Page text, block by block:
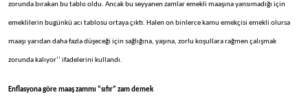
zorunda bırakan bu tablo oldu. Ancak bu seyyanen zamlar emekli maaşına yansımadığı için
emeklilerin bugünkü acı tablosu ortaya çıktı. Halen on binlerce kamu emekçisi emekli olursa
maaşı yarıdan daha fazla düşeceği için sağlığına, yaşına, zorlu koşullara rağmen çalışmak
zorunda kalıyor’’ ifadelerini kullandı.
Enflasyona göre maaş zammı “sıfır” zam demek